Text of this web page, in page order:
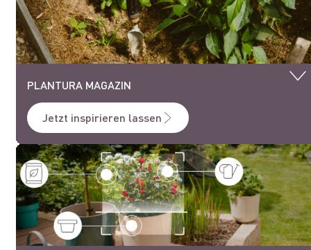
PLANTURA MAGAZIN
Jetzt inspirieren lassen